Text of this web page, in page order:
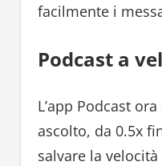
facilmente i
Podcast a
L’app Podcast
ascolto, da 0.5x
salvare la